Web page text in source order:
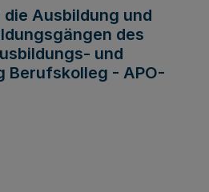
Ausbildung und
des
und
Berufskolleg - APO-